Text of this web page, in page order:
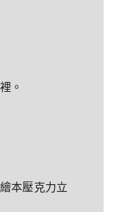
。
本壓克力立